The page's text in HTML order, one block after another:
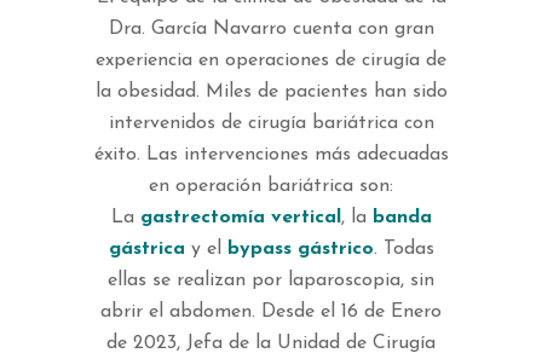
Dra. García Navarro cuenta con gran
experiencia en operaciones de cirugía de
la obesidad. Miles de pacientes han sido
intervenidos de cirugía bariátrica con
éxito. Las intervenciones más adecuadas
en operación bariátrica son:
La gastrectomía vertical , la banda
gástrica y el bypass gástrico. Todas
ellas se realizan por laparoscopia, sin
abrir el abdomen. Desde el 16 de Enero
de 2023, Jefa de la Unidad de Cirugía